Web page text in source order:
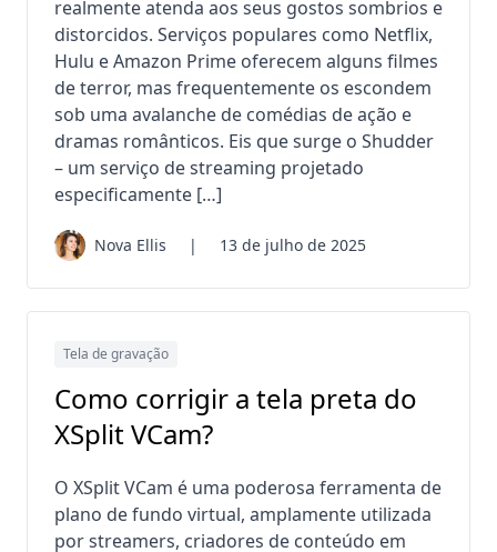
realmente atenda aos seus gostos sombrios e
distorcidos. Serviços populares como Netflix,
Hulu e Amazon Prime oferecem alguns filmes
de terror, mas frequentemente os escondem
sob uma avalanche de comédias de ação e
dramas românticos. Eis que surge o Shudder
– um serviço de streaming projetado
especificamente […]
Nova Ellis | 13 de julho de 2025
Tela de gravação
Como corrigir a tela preta do
XSplit VCam?
O XSplit VCam é uma poderosa ferramenta de
plano de fundo virtual, amplamente utilizada
por streamers, criadores de conteúdo em